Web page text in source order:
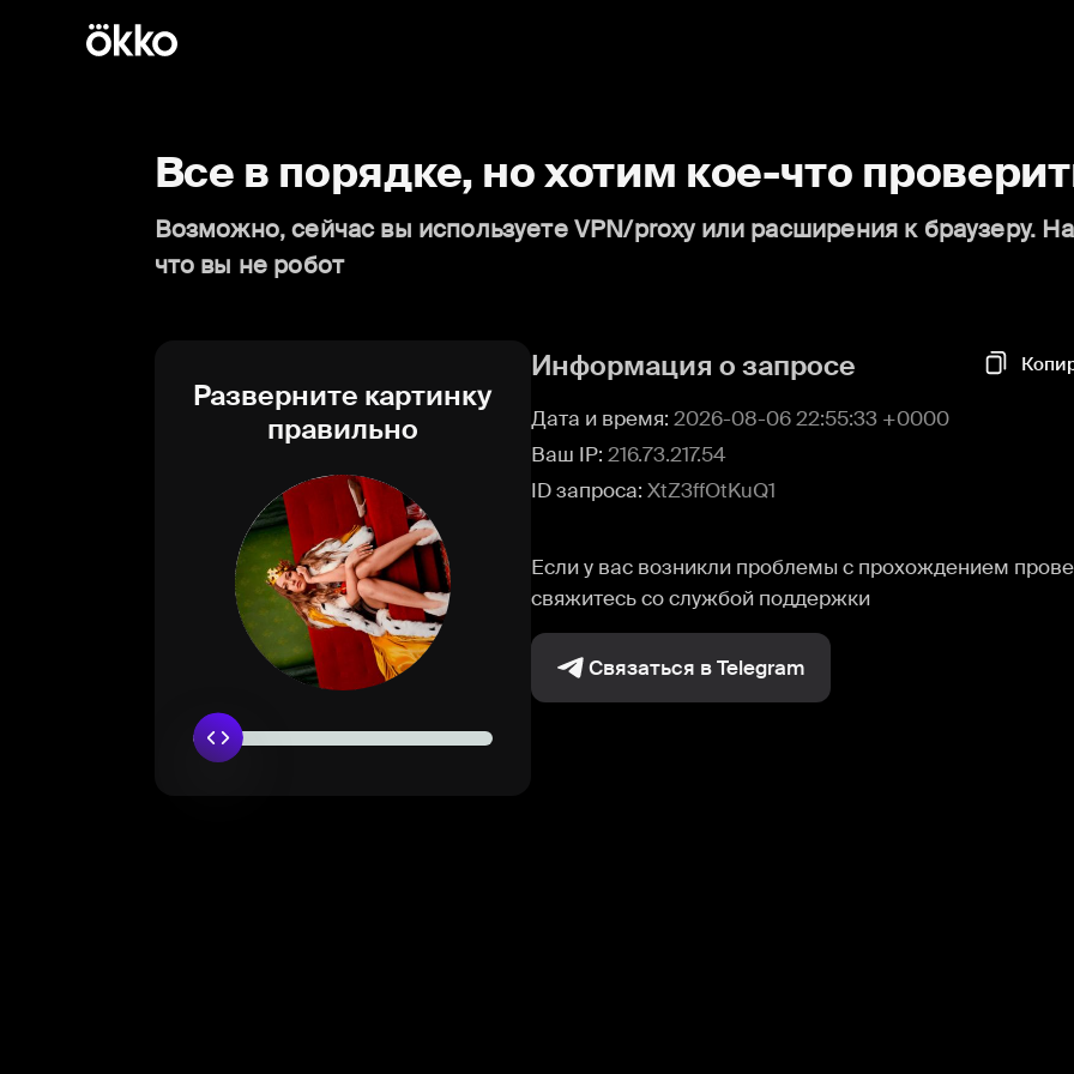
Все в порядке, но хотим кое-что
Возможно, сейчас вы используете VPN/proxy или расширения к браузеру.
что вы не робот
Разверните картинку
правильно
Информация о запросе
Дата и время: 2026-08-06 22:55:33 +0000
Ваш IP: 216.73.217.54
ID запроса: XtZ3ffOtKuQ1
Если у вас возникли проблемы с прохождением
свяжитесь со службой поддержки
Связаться в Telegram